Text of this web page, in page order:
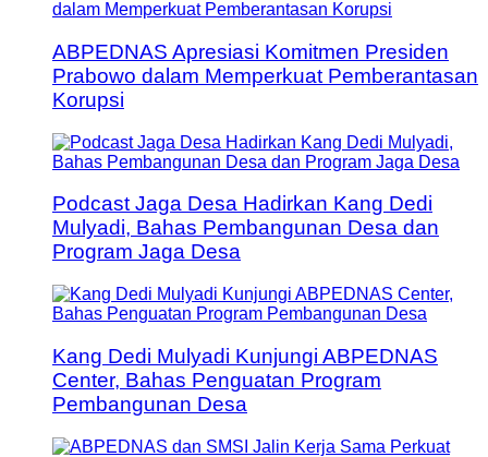
ABPEDNAS Apresiasi Komitmen Presiden
Prabowo dalam Memperkuat Pemberantasan
Korupsi
Podcast Jaga Desa Hadirkan Kang Dedi
Mulyadi, Bahas Pembangunan Desa dan
Program Jaga Desa
Kang Dedi Mulyadi Kunjungi ABPEDNAS
Center, Bahas Penguatan Program
Pembangunan Desa